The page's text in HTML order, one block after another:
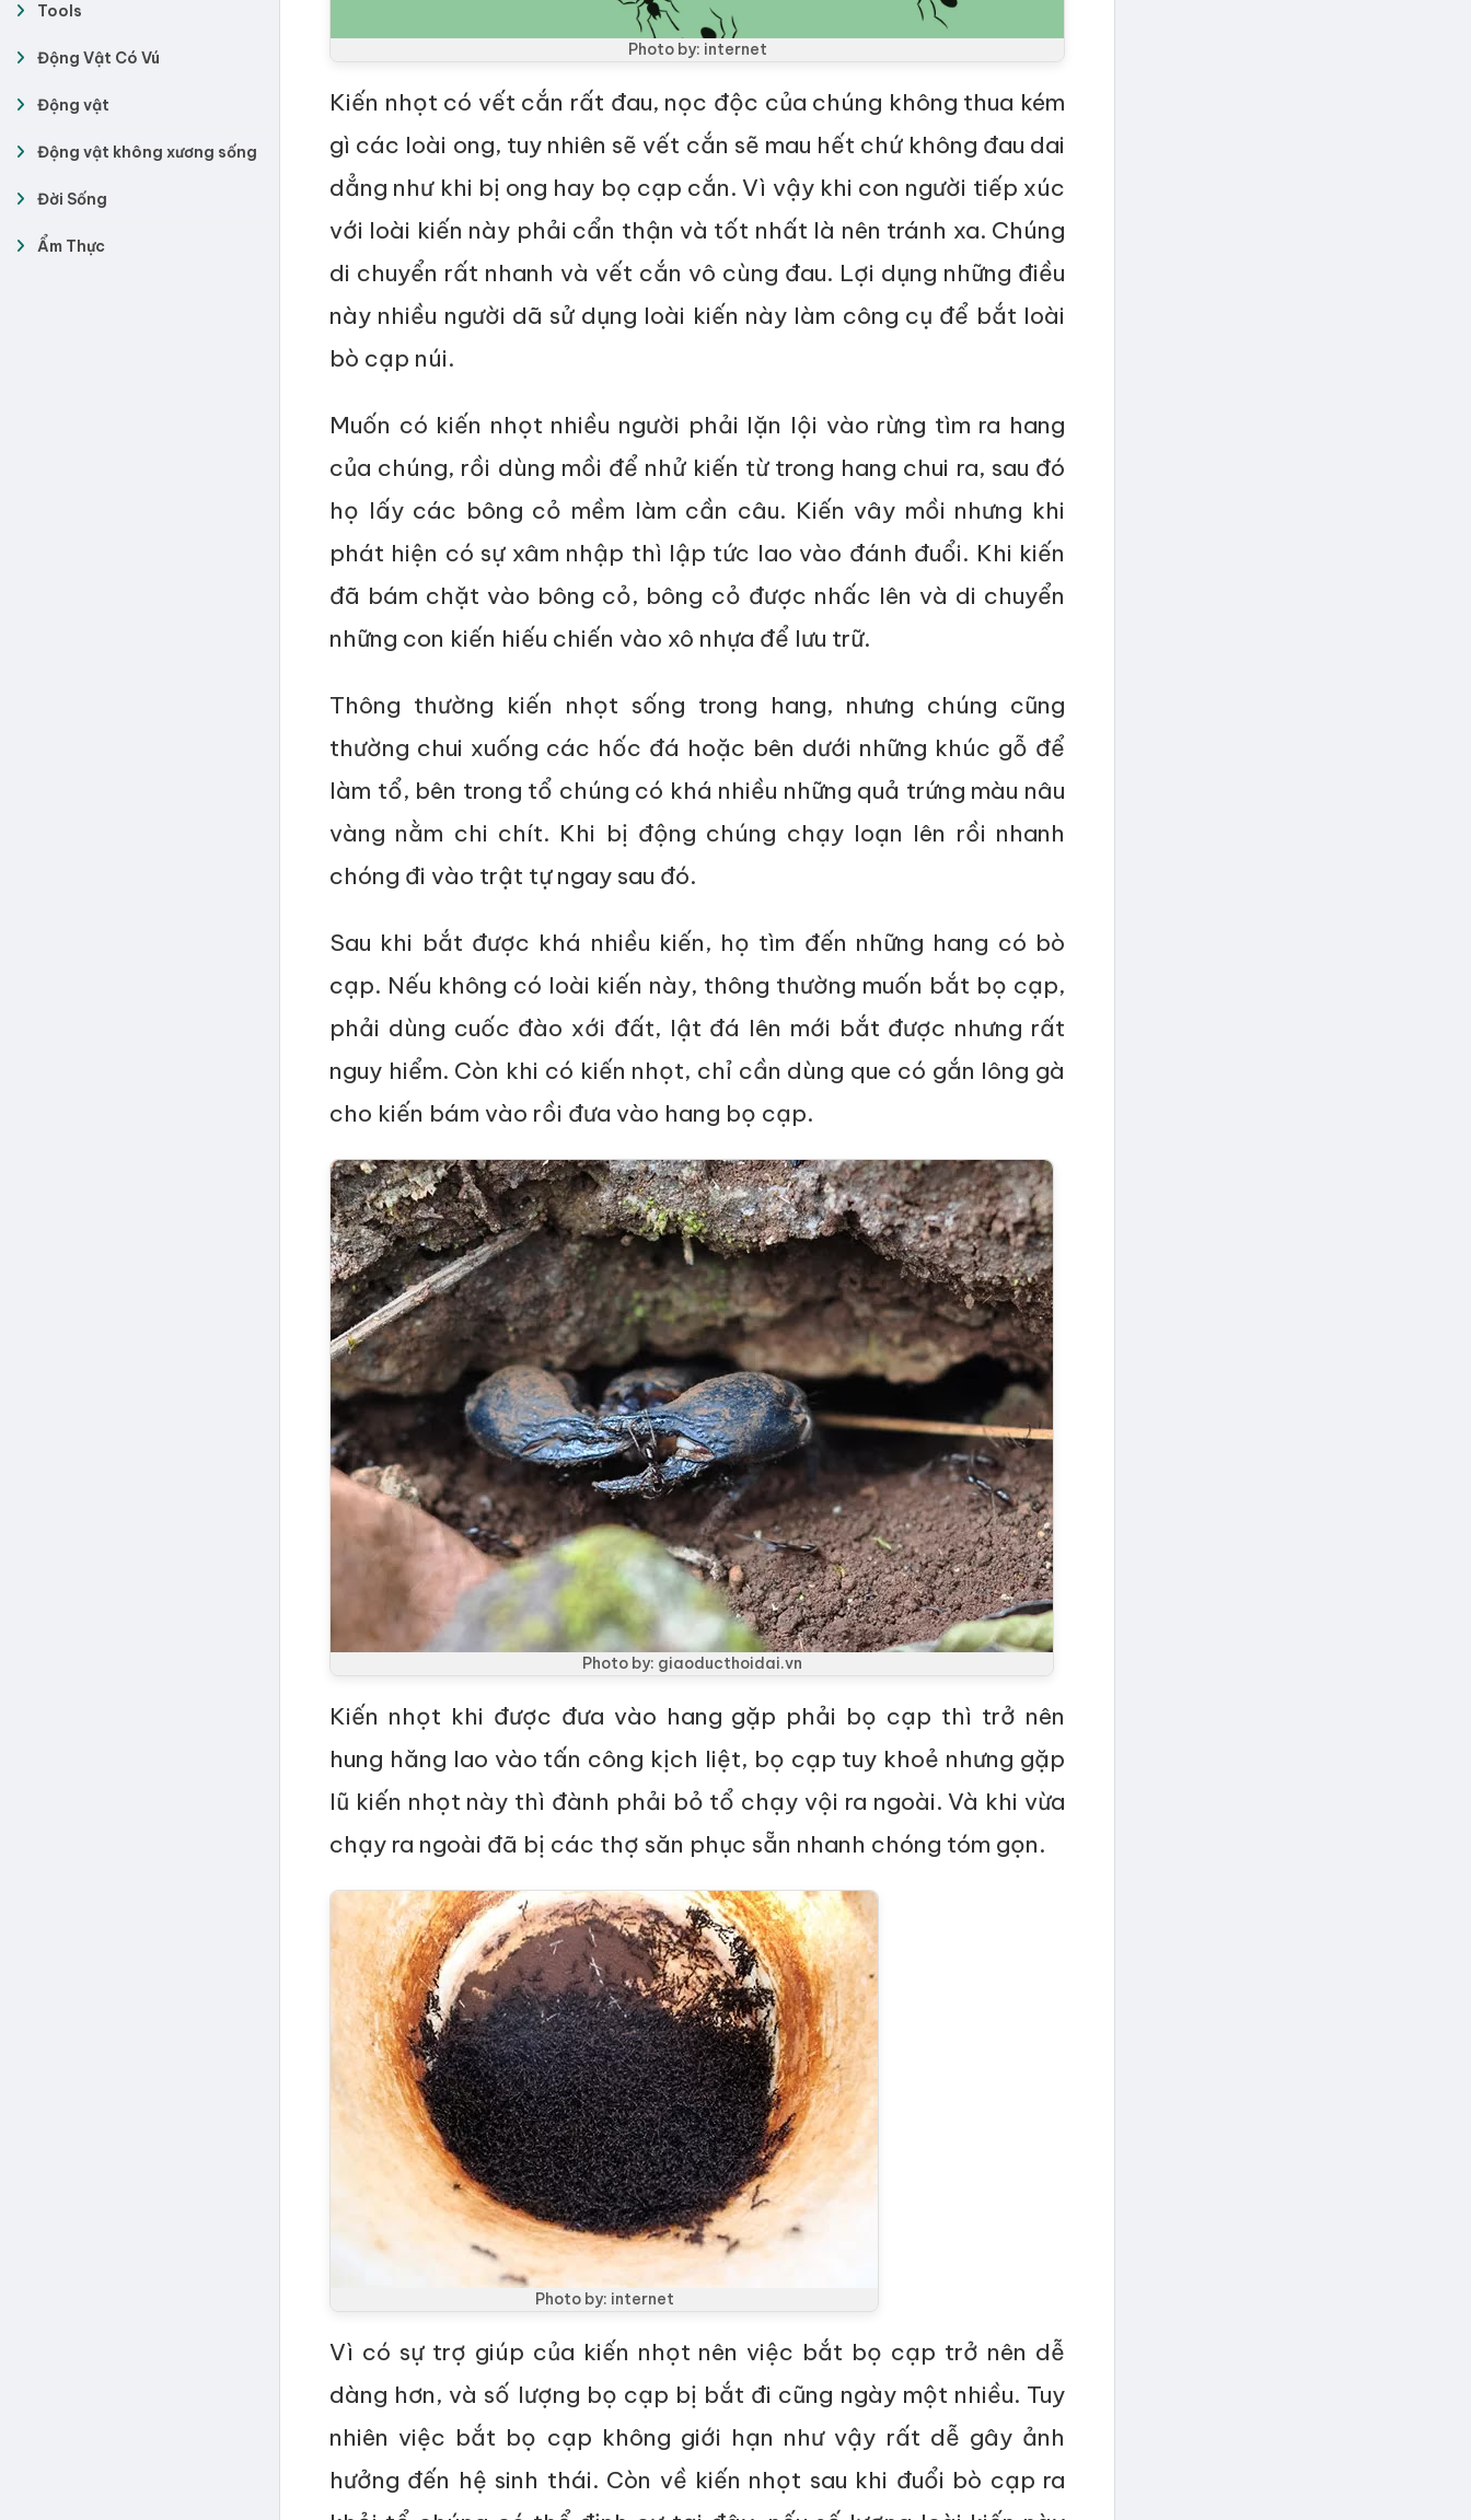
Tools
Động Vật Có Vú
Động vật
Động vật không xương sống
Đời Sống
Ẩm Thực
Photo by: internet
Kiến nhọt có vết cắn rất đau, nọc độc của chúng không thua kém
gì các loài ong, tuy nhiên sẽ vết cắn sẽ mau hết chứ không đau dai
dẳng như khi bị ong hay bọ cạp cắn. Vì vậy khi con người tiếp xúc
với loài kiến này phải cẩn thận và tốt nhất là nên tránh xa. Chúng
di chuyển rất nhanh và vết cắn vô cùng đau. Lợi dụng những điều
này nhiều người dã sử dụng loài kiến này làm công cụ để bắt loài
bò cạp núi.
Muốn có kiến nhọt nhiều người phải lặn lội vào rừng tìm ra hang
của chúng, rồi dùng mồi để nhử kiến từ trong hang chui ra, sau đó
họ lấy các bông cỏ mềm làm cần câu. Kiến vây mồi nhưng khi
phát hiện có sự xâm nhập thì lập tức lao vào đánh đuổi. Khi kiến
đã bám chặt vào bông cỏ, bông cỏ được nhấc lên và di chuyển
những con kiến hiếu chiến vào xô nhựa để lưu trữ.
Thông thường kiến nhọt sống trong hang, nhưng chúng cũng
thường chui xuống các hốc đá hoặc bên dưới những khúc gỗ để
làm tổ, bên trong tổ chúng có khá nhiều những quả trứng màu nâu
vàng nằm chi chít. Khi bị động chúng chạy loạn lên rồi nhanh
chóng đi vào trật tự ngay sau đó.
Sau khi bắt được khá nhiều kiến, họ tìm đến những hang có bò
cạp. Nếu không có loài kiến này, thông thường muốn bắt bọ cạp,
phải dùng cuốc đào xới đất, lật đá lên mới bắt được nhưng rất
nguy hiểm. Còn khi có kiến nhọt, chỉ cần dùng que có gắn lông gà
cho kiến bám vào rồi đưa vào hang bọ cạp.
Photo by: giaoducthoidai.vn
Kiến nhọt khi được đưa vào hang gặp phải bọ cạp thì trở nên
hung hăng lao vào tấn công kịch liệt, bọ cạp tuy khoẻ nhưng gặp
lũ kiến nhọt này thì đành phải bỏ tổ chạy vội ra ngoài. Và khi vừa
chạy ra ngoài đã bị các thợ săn phục sẵn nhanh chóng tóm gọn.
Photo by: internet
Vì có sự trợ giúp của kiến nhọt nên việc bắt bọ cạp trở nên dễ
dàng hơn, và số lượng bọ cạp bị bắt đi cũng ngày một nhiều. Tuy
nhiên việc bắt bọ cạp không giới hạn như vậy rất dễ gây ảnh
hưởng đến hệ sinh thái. Còn về kiến nhọt sau khi đuổi bò cạp ra